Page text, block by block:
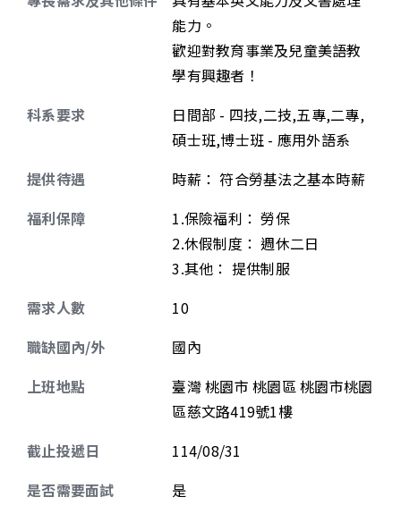
能力。
歡迎對教育事業及兒童美語教
學有興趣者！
科系要求
日間部 - 四技,二技,五專,二專,
碩士班,博士班 - 應用外語系
提供待遇
時薪： 符合勞基法之基本時薪
福利保障
1.保險福利： 勞保
2.休假制度： 週休二日
3.其他： 提供制服
需求人數
10
職缺國內/外
國內
上班地點
臺灣 桃園市 桃園區 桃園市桃園
區慈文路419號1樓
截止投遞日
114/08/31
是否需要面試
是